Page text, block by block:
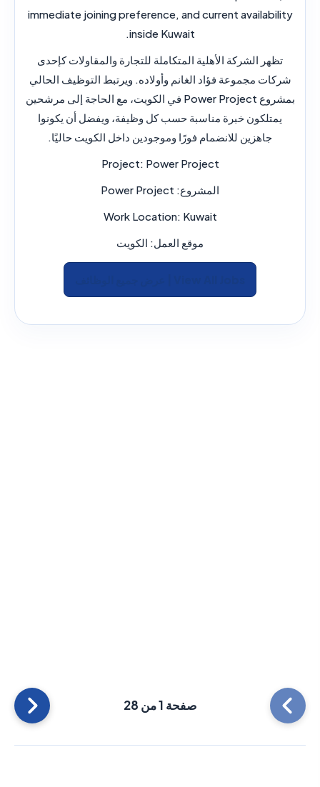
immediate joining preference, and current availability
inside Kuwait.
تظهر الشركة الأهلية المتكاملة للتجارة والمقاولات كإحدى
شركات مجموعة فؤاد الغانم وأولاده. ويرتبط التوظيف الحالي
بمشروع Power Project في الكويت، مع الحاجة إلى مرشحين
يمتلكون خبرة مناسبة حسب كل وظيفة، ويفضل أن يكونوا
جاهزين للانضمام فورًا وموجودين داخل الكويت حاليًا.
Project: Power Project
المشروع:
Work Location: Kuwait
موقع العمل: الكويت
صفحة 1 من 28